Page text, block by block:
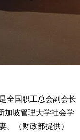
全国职工总会副会长
加坡管理大学社会学
。（财政部提供）